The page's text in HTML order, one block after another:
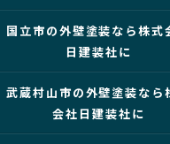
国立市の外壁塗装なら株式
日建装社に
武蔵村山市の外壁塗装なら
会社日建装社に